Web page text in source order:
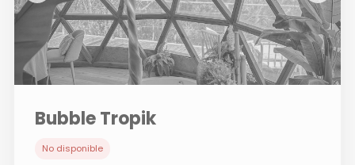
Bubble Tropik
No disponible